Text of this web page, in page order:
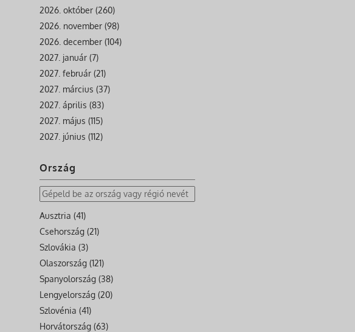
2026. október (260)
2026. november (98)
2026. december (104)
2027. január (7)
2027. február (21)
2027. március (37)
2027. április (83)
2027. május (115)
2027. június (112)
Ország
Ausztria (41)
Csehország (21)
Szlovákia (3)
Olaszország (121)
Spanyolország (38)
Lengyelország (20)
Szlovénia (41)
Horvátország (63)